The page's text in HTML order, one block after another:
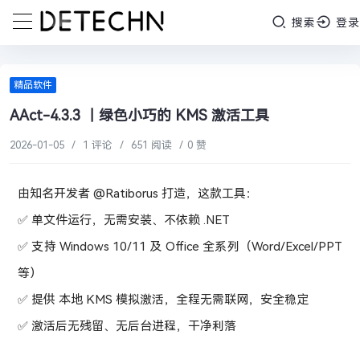
搜索 登录
精品软件
AAct-4.3.3 ｜绿色小巧的 KMS 激活工具
2026-01-05 / 1 评论 / 651 阅读 / 0 赞
由知名开发者 @Ratiborus 打造，这款工具：
✅ 单文件运行，无需安装、不依赖 .NET
✅ 支持 Windows 10/11 及 Office 全系列（Word/Excel/PPT
等）
✅ 提供 本地 KMS 模拟激活，全程无需联网，安全稳定
✅ 激活后无残留、无后台进程，干净利落